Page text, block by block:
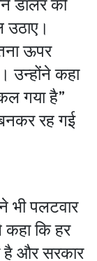
डॉलर की
उठाए।
ऊपर
उन्होंने कहा
गया है”
रह गई
भी पलटवार
कहा कि हर
है और सरकार